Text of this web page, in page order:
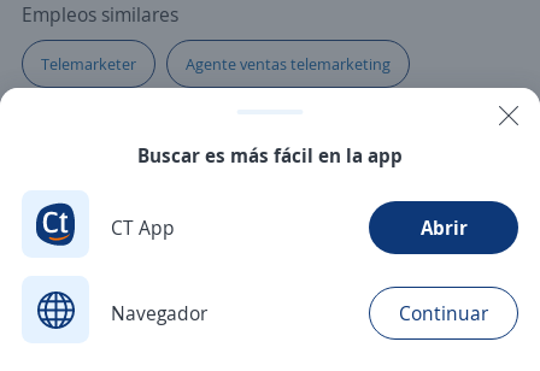
Empleos similares
Telemarketer Agente ventas telemarketing
Buscar es más fácil en la app
CT App Abrir
Navegador Continuar